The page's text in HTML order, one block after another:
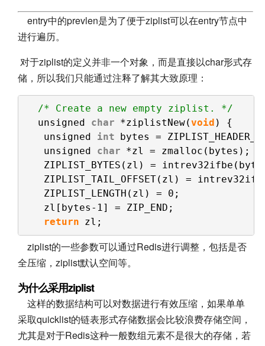
entry中的prevlen是为了便于ziplist可以在entry节点中
进行遍历。
对于ziplist的定义并非一个对象，而是直接以char形式存
储，所以我们只能通过注释了解其大致原理：
/* Create a new empty ziplist. */
unsigned char *ziplistNew(void ) {
unsigned int bytes =
unsigned char *zl = zmalloc(bytes);
ZIPLIST_BYTES(zl) =
ZIPLIST_TAIL_OFFSET(zl) =
ZIPLIST_LENGTH(zl) = 0;
zl[bytes-1] = ZIP_END;
return zl;
ziplist的一些参数可以通过Redis进行调整，包括是否
全压缩，ziplist默认空间等。
为什么采用ziplist
这样的数据结构可以对数据进行有效压缩，如果单单
采取quicklist的链表形式存储数据会比较浪费存储空间，
尤其是对于Redis这种一般数组元素不是很大的存储，若